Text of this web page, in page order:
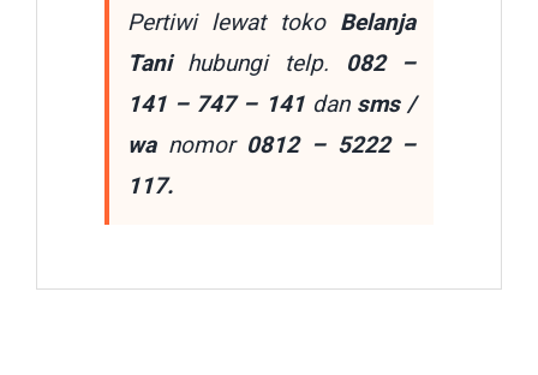
Pertiwi lewat toko Belanja
Tanihubungi telp. 082 –
141 – 747 – 141dan sms /
wanomor 0812 – 5222 –
117.